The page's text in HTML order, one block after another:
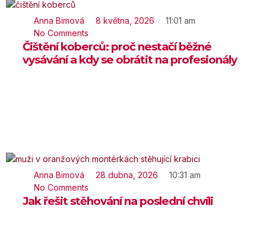
Anna Bimová 8 května, 2026
11:01 am
No Comments
8 května, 2026
Čištění koberců: proč nestačí běžné
vysávání a kdy se obrátit na profesionály
Anna Bimová 28 dubna, 2026
10:31 am
No Comments
28 dubna, 2026
Jak řešit stěhování na poslední chvíli